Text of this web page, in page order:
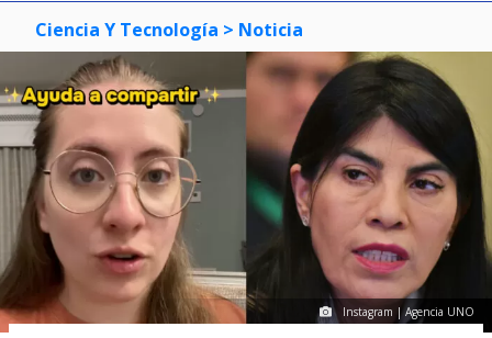
Ciencia Y Tecnología > Noticia
Instagram | Agencia UNO